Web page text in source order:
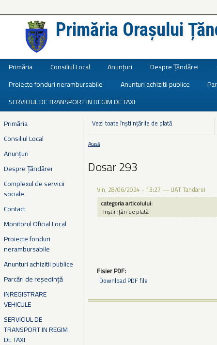
Primăria Orașului
Primăria Consiliul Local Anunțuri Despre Țăndărei
Proiecte fonduri nerambursabile
Anunturi achizitii publice
SERVICIUL DE TRANSPORT IN REGIM DE TAXI
Primăria
Consiliul Local
Anunțuri
Despre Țăndărei
Complexul de servicii
sociale
Contact
Monitorul Oficial Local
Proiecte fonduri
nerambursabile
Anunturi achizitii publice
Parcări de reședință
INREGISTRARE
VEHICULE
SERVICIUL DE
TRANSPORT IN REGIM
DE TAXI
Vezi toate înștiințările de plată
Eşti aici
Acasă
Dosar 293
Vin, 28/06/2024 - 13:27 — UAT Tandarei
categoria articolului:
Inștiințări de plată
Fisier PDF:
Download PDF file